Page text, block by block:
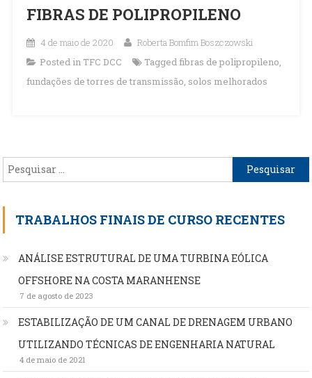
FIBRAS DE POLIPROPILENO
4 de maio de 2020
Roberta Bomfim Boszczowski
Posted in TFC DCC Taggedfibras de polipropileno,
fundações de torres de transmissão, solos melhorados
Pesquisar
por:
TRABALHOS FINAIS DE CURSO RECENTES
ANÁLISE ESTRUTURAL DE UMA TURBINA EÓLICA
OFFSHORE NA COSTA MARANHENSE
7 de agosto de 2023
ESTABILIZAÇÃO DE UM CANAL DE DRENAGEM URBANO
UTILIZANDO TÉCNICAS DE ENGENHARIA NATURAL
4 de maio de 2021